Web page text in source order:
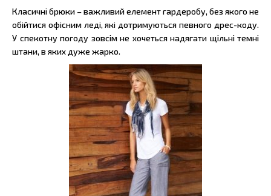
Класичні брюки – важливий елемент гардеробу, без якого не
обійтися офісним леді, які дотримуються певного дрес-коду.
У спекотну погоду зовсім не хочеться надягати щільні темні
штани, в яких дуже жарко.